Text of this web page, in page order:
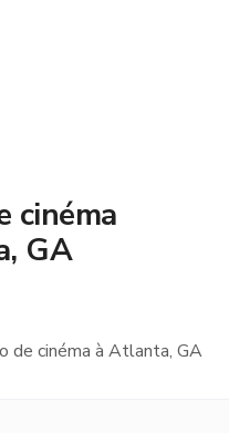
cinéma
GA
de cinéma à Atlanta, GA